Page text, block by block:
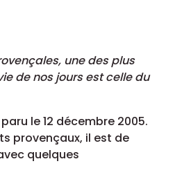
une des plus
de nos jours est celle du
le 12 décembre 2005.
provençaux, il est de
quelques